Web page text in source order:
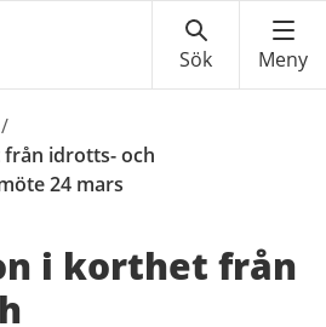
/
idrotts- och
24 mars
i korthet från